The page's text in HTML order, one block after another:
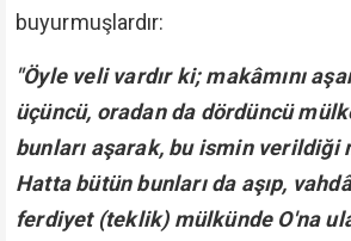
buyurmuşlardır:
"Öyle veli vardır ki; makâmını
üçüncü, oradan da dördüncü
bunları aşarak, bu ismin verildiği
Hatta bütün bunları da aşıp,
ferdiyet (teklik) mülkünde O'na